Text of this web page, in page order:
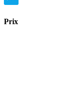
Prix